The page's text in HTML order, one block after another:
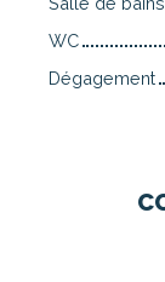
WC
Dégagement